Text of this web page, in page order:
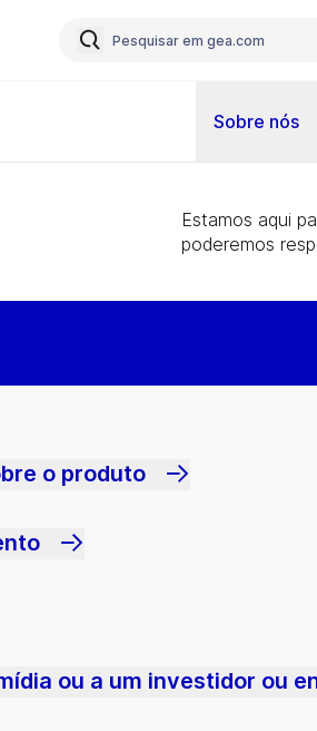
Sobre nós
Estamos aqui
poderemos
o produto
ou a um investidor ou